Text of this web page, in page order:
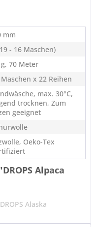
mm
- 16 Maschen)
g, 70 Meter
Maschen x 22 Reihen
max. 30°C,
trocknen, Zum
geeignet
Oeko-Tex
Alpaca
Alaska